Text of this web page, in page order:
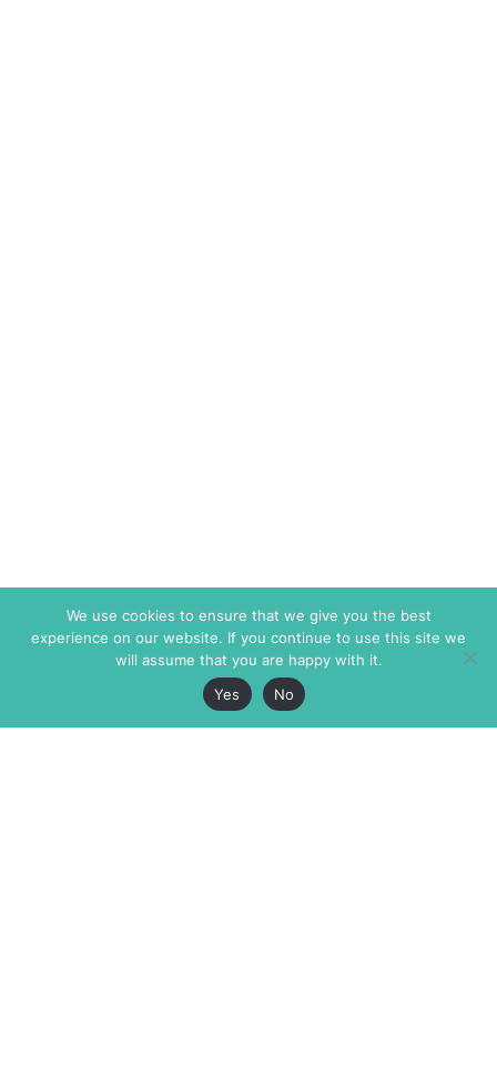
We use cookies to ensure that we give you the best
experience on our website. If you continue to use this site we
will assume that you are happy with it.
Yes
No